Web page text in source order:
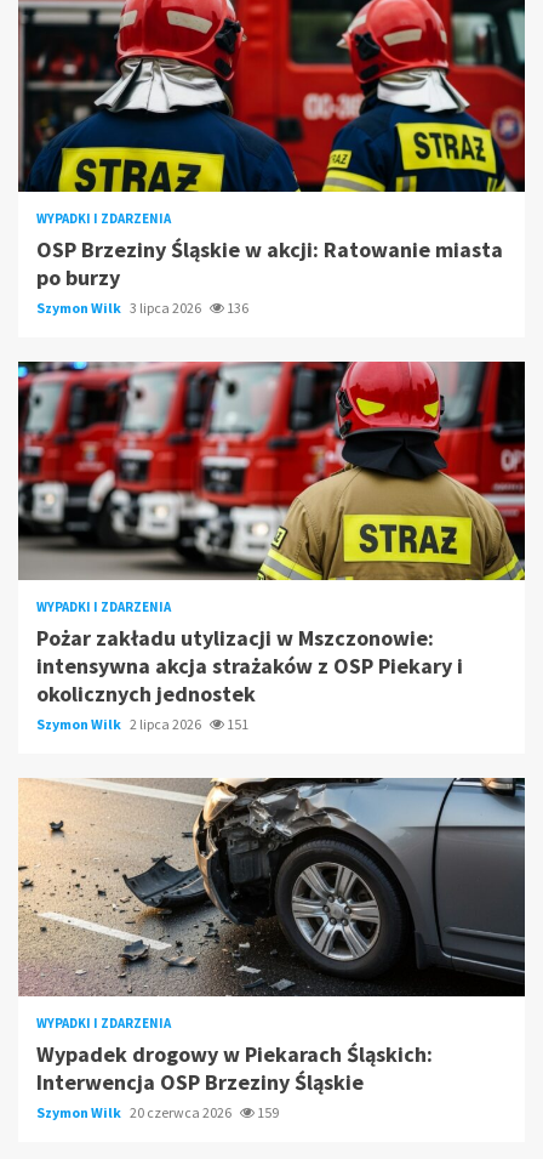
WYPADKI I ZDARZENIA
OSP Brzeziny Śląskie w akcji: Ratowanie miasta
po burzy
Szymon Wilk 3 lipca 2026 136
WYPADKI I ZDARZENIA
Pożar zakładu utylizacji w Mszczonowie:
intensywna akcja strażaków z OSP Piekary i
okolicznych jednostek
Szymon Wilk 2 lipca 2026 151
WYPADKI I ZDARZENIA
Wypadek drogowy w Piekarach Śląskich:
Interwencja OSP Brzeziny Śląskie
Szymon Wilk 20 czerwca 2026 159